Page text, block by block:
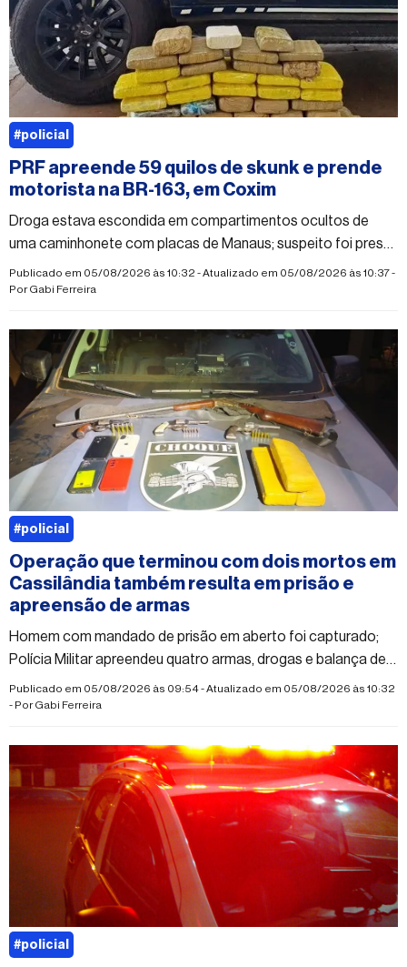
PRF apreende 59 quilos de skunk e prende
motorista na BR-163, em Coxim
Droga estava escondida em compartimentos ocultos de
uma caminhonete com placas de Manaus; suspeito foi preso
em flagrante por tráfico
Publicado em 05/08/2026 às 10:32 - Atualizado em 05/08/2026 às 10:37 -
PorGabi Ferreira
#policial
Operação que terminou com dois mortos em
Cassilândia também resulta em prisão e
apreensão de armas
Homem com mandado de prisão em aberto foi capturado;
Polícia Militar apreendeu quatro armas, drogas e balança de
precisão
Publicado em 05/08/2026 às 09:54 - Atualizado em 05/08/2026 às 10:32
- PorGabi Ferreira
#policial
#policial